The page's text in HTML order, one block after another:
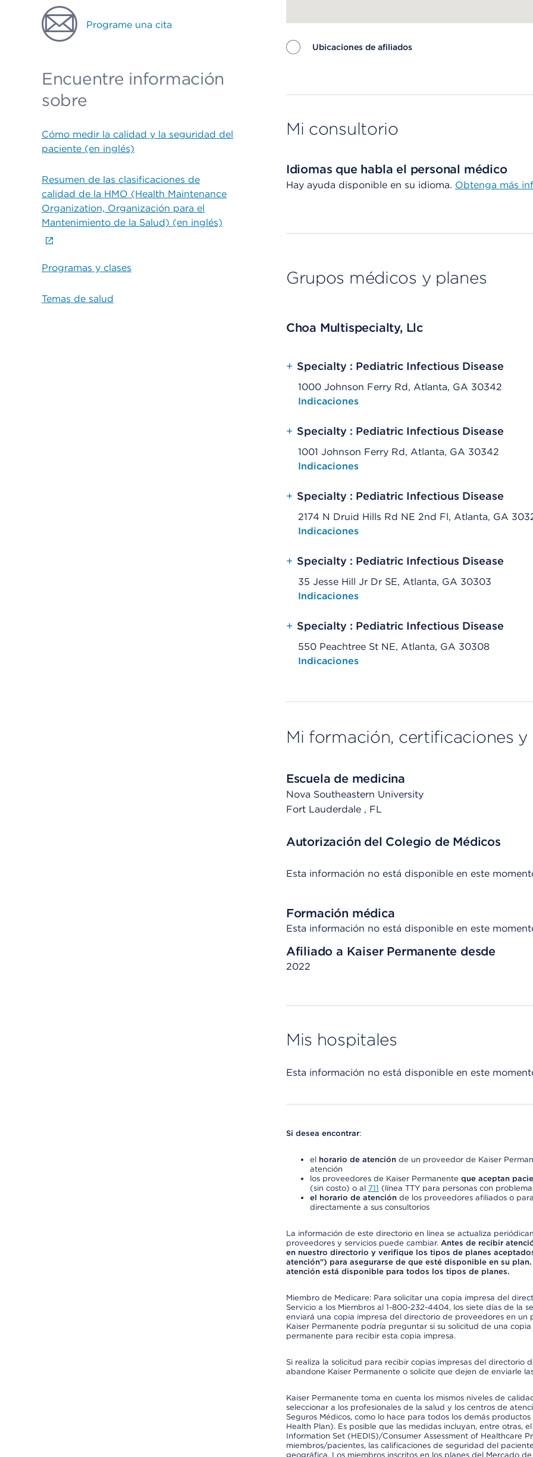
Programe una cita
Encuentre información
sobre
Cómo medir la calidad y la seguridad del
paciente (en inglés)
Resumen de las clasificaciones de
calidad de la HMO (Health Maintenance
Organization, Organización para el
Mantenimiento de la Salud) (en inglés)
Programas y clases
Temas de salud
Ubicaciones de afiliados
Mi consultorio
Idiomas que habla el personal médico
Hay ayuda disponible en su idioma. Obtenga más
Grupos médicos y planes
Choa Multispecialty, Llc
+ Specialty : Pediatric Infectious Disease
1000 Johnson Ferry Rd, Atlanta, GA 30342
Opens native map application on mobile devices
Indicaciones
+ Specialty : Pediatric Infectious Disease
1001 Johnson Ferry Rd, Atlanta, GA 30342
Opens native map application on mobile devices
Indicaciones
+ Specialty : Pediatric Infectious Disease
2174 N Druid Hills Rd NE 2nd Fl, Atlanta, GA
Opens native map application on mobile devices
Indicaciones
+ Specialty : Pediatric Infectious Disease
35 Jesse Hill Jr Dr SE, Atlanta, GA 30303
Opens native map application on mobile devices
Indicaciones
+ Specialty : Pediatric Infectious Disease
550 Peachtree St NE, Atlanta, GA 30308
Opens native map application on mobile devices
Indicaciones
Mi formación, certificaciones
Escuela de medicina
Nova Southeastern University
Fort Lauderdale , FL
Autorización del Colegio de Médicos
Esta información no está disponible en este
Formación médica
Esta información no está disponible en este
Afiliado a Kaiser Permanente desde
2022
Mis hospitales
Esta información no está disponible en este
Si desea encontrar:
el horario de atenciónde un proveedor de Kaiser
atención
los proveedores de Kaiser Permanente que aceptan
(sin costo) o al 711 (línea TTY para personas con
el horario de atenciónde los proveedores afiliados o
directamente a sus consultorios
La información de este directorio en línea se actualiza
proveedores y servicios puede cambiar. Antes de recibir
en nuestro directorio y verifique los tipos de planes
atención") para asegurarse de que esté disponible en su
atención está disponible para todos los tipos de planes.
Miembro de Medicare: Para solicitar una copia impresa del
Servicio a los Miembros al 1-800-232-4404, los siete días de la
enviará una copia impresa del directorio de proveedores en un
Kaiser Permanente podría preguntar si su solicitud de una
permanente para recibir esta copia impresa.
Si realiza la solicitud para recibir copias impresas del directorio
abandone Kaiser Permanente o solicite que dejen de enviarle
Kaiser Permanente toma en cuenta los mismos niveles de
seleccionar a los profesionales de la salud y los centros de
Seguros Médicos, como lo hace para todos los demás
Health Plan). Es posible que las medidas incluyan, entre otras,
Information Set (HEDIS)/Consumer Assessment of Healthcare
miembros/pacientes, las calificaciones de seguridad del
geográfica. Los miembros inscritos en los planes del Mercado